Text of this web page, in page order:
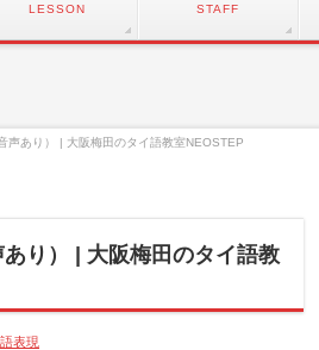
LESSON STAFF
声あり） | 大阪梅田のタイ語教室NEOSTEP
り） | 大阪梅田のタイ語教
表現